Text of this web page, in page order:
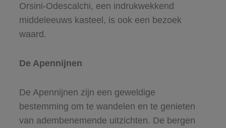
Orsini-Odescalchi, een indrukwekkend
middeleeuws kasteel, is ook een bezoek
waard.
De Apennijnen
De Apennijnen zijn een geweldige
bestemming om te wandelen en te genieten
van adembenemende uitzichten. De bergen